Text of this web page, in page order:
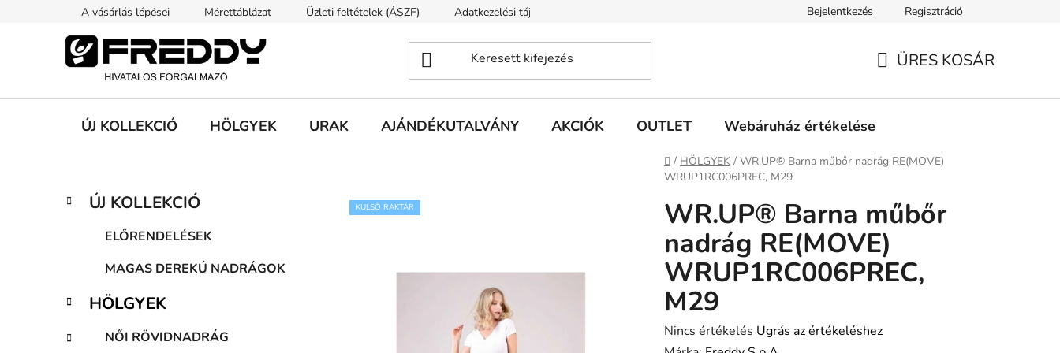
tartalomhoz
A vásárlás lépései Mérettáblázat Üzleti feltételek (ÁSZF) Adatkezelési tájékoztató Fizetési feltételek Kereskedőknek
Bejelentkezés Regisztráció
ÜRES KOSÁR
ÚJ KOLLEKCIÓ HÖLGYEK URAK AJÁNDÉKUTALVÁNY AKCIÓK OUTLET Webáruház értékelése
Kezdőlap
/ HÖLGYEK / WR.UP® Barna műbőr nadrág RE(MOVE)
WRUP1RC006PREC, M29
O
s
p
Kategóriák
átugrása
K
a
r
á
k
ÚJ KOLLEKCIÓ
ELŐRENDELÉSEK
MAGAS DEREKÚ NADRÁGOK
HÖLGYEK
NŐI RÖVIDNADRÁG
WR.UP® Barna műbőr
nadrág RE(MOVE)
WRUP1RC006PREC,
M29
A
Nincs értékelés Ugrás az értékeléshez
KÜLSŐ RAKTÁR